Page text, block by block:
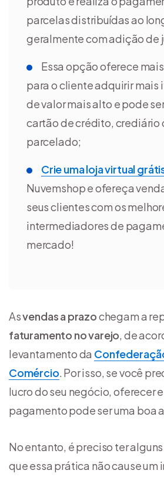
parcelas distribuídas ao
geralmente com adição de
Essa opção oferece
para o cliente adquirir mais
de valor mais alto e pode
cartão de crédito, crediário
parcelado;
Crie uma loja virtual
Nuvemshop e ofereça
seus clientes com os
intermediadores de
mercado!
Asvendas a prazochegam a
faturamento no varejo, de
levantamento da
Comércio. Por isso, se você
lucro do seu negócio, oferecer
pagamento pode ser uma boa
No entanto, é preciso ter
que essa prática não cause